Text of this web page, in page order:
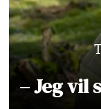
– Jeg vil